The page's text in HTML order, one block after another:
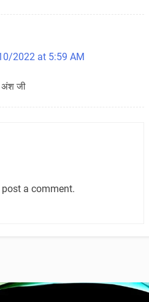
2022 at 5:59 AM
अंश जी
a comment.